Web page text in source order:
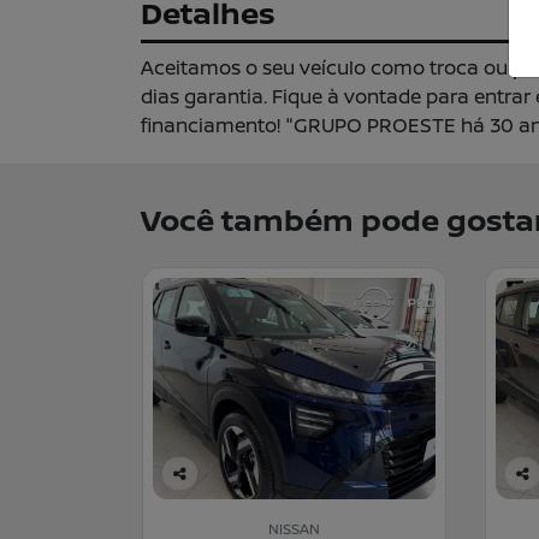
Detalhes
Aceitamos o seu veículo como troca ou
dias garantia. Fique à vontade para
financiamento! "GRUPO PROESTE há 30
Você também pode
Co
NISSAN
Co